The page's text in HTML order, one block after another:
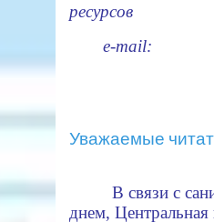
ресурсов
e-mail:
Уважаемые
В связи с
днем, Центральная